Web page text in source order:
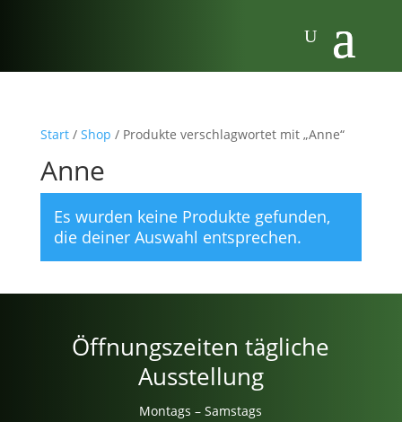
Start/ Shop / Produkte verschlagwortet mit „Anne“
Anne
Es wurden keine Produkte gefunden,
die deiner Auswahl entsprechen.
Öffnungszeiten tägliche
Ausstellung
Montags – Samstags